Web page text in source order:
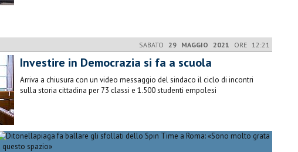
SABATO 29 MAGGIO 2021 ORE 12:21
Investire in Democrazia si fa a scuola
Arriva a chiusura con un video messaggio del sindaco il ciclo di incontri
sulla storia cittadina per 73 classi e 1.500 studenti empolesi